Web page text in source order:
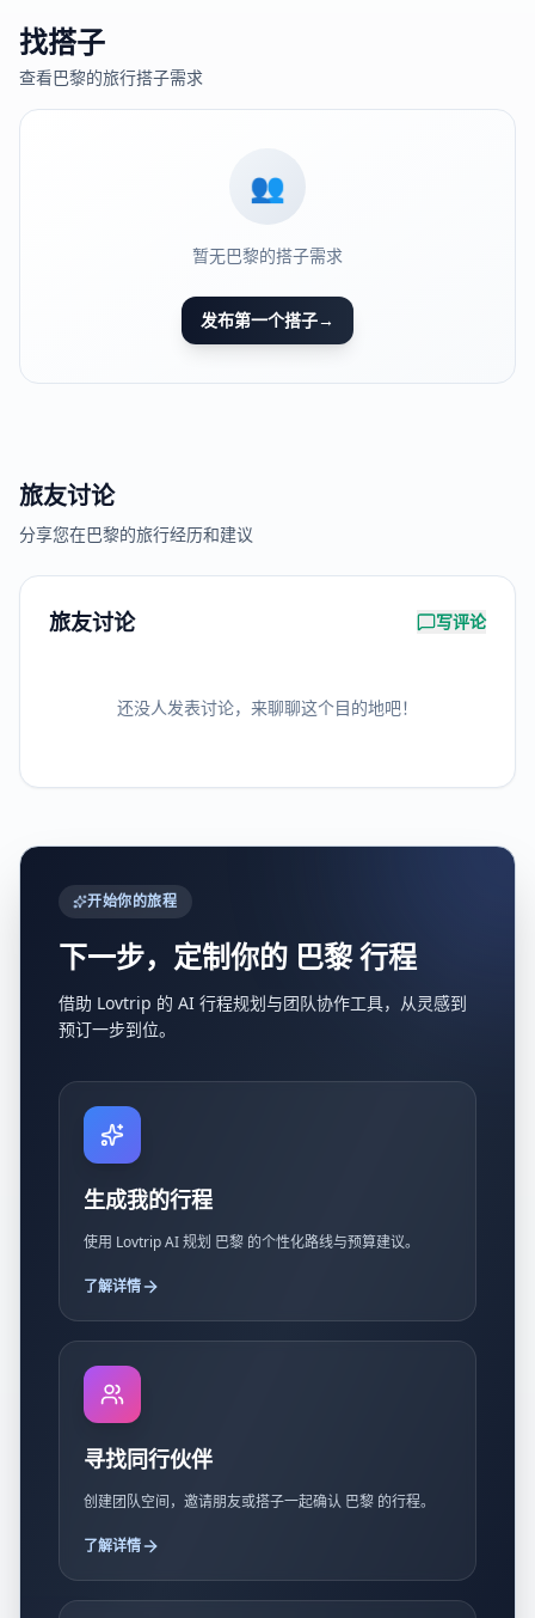
找搭子
查看巴黎的旅行搭子需求
👥
暂无巴黎的搭子需求
发布第一个搭子→
旅友讨论
分享您在巴黎的旅行经历和建议
旅友讨论 写评论
还没人发表讨论，来聊聊这个目的地吧！
开始你的旅程
下一步，定制你的 巴黎行程
借助 Lovtrip 的 AI 行程规划与团队协作工具，从灵感到
预订一步到位。
生成我的行程
使用 Lovtrip AI 规划 巴黎 的个性化路线与预算建议。
了解详情
寻找同行伙伴
创建团队空间，邀请朋友或搭子一起确认 巴黎 的行程。
了解详情